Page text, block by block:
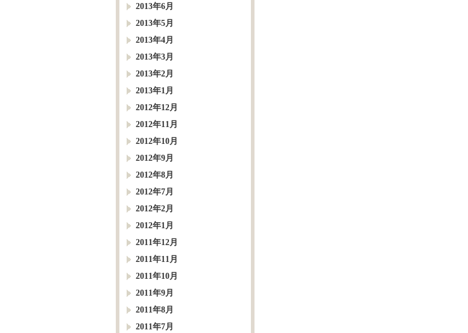
2013年6月
2013年5月
2013年4月
2013年3月
2013年2月
2013年1月
2012年12月
2012年11月
2012年10月
2012年9月
2012年8月
2012年7月
2012年2月
2012年1月
2011年12月
2011年11月
2011年10月
2011年9月
2011年8月
2011年7月